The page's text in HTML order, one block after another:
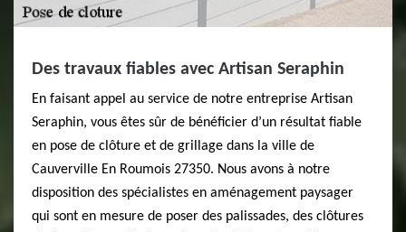
Des travaux fiables avec Artisan Seraphin
En faisant appel au service de notre entreprise Artisan
Seraphin, vous êtes sûr de bénéficier d’un résultat fiable
en pose de clôture et de grillage dans la ville de
Cauverville En Roumois 27350. Nous avons à notre
disposition des spécialistes en aménagement paysager
qui sont en mesure de poser des palissades, des clôtures